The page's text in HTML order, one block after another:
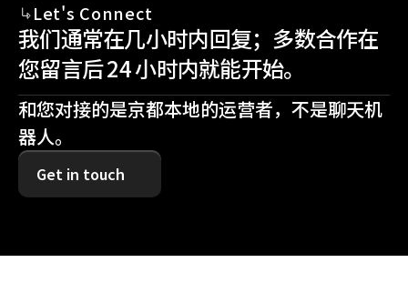
Let's Connect
我们通常在几小时内回复；多数合作在
您留言后 24 小时内就能开始。
和您对接的是京都本地的运营者，不是聊天机
器人。
Get in touch